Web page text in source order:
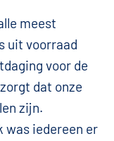
meest
uit voorraad
voor de
dat onze
zijn.
was iedereen er